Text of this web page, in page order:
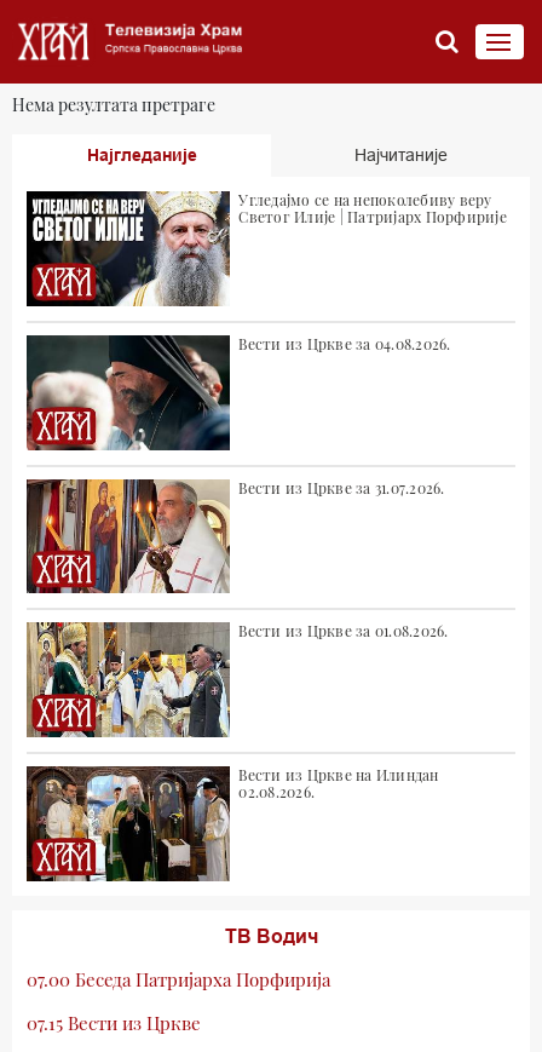
Нема резултата претраге
Најгледаније Најчитаније
Угледајмо се на непоколебиву веру
Светог Илије | Патријарх Порфирије
Вести из Цркве за 04.08.2026.
Вести из Цркве за 31.07.2026.
Вести из Цркве за 01.08.2026.
Вести из Цркве на Илиндан
02.08.2026.
ТВ Водич
07.00 Беседа Патријарха Порфирија
07.15 Вести из Цркве